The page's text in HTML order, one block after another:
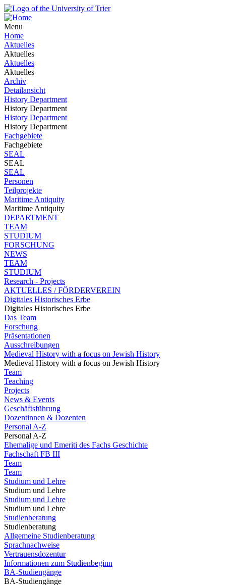
Menu
Home
Aktuelles
Aktuelles
Aktuelles
Aktuelles
Archiv
Detailansicht
History Department
History Department
History Department
History Department
Fachgebiete
Fachgebiete
SEAL
SEAL
SEAL
Personen
Teilprojekte
Maritime Antiquity
Maritime Antiquity
DEPARTMENT
TEAM
STUDIUM
FORSCHUNG
NEWS
TEAM
STUDIUM
Research - Projects
AKTUELLES / FÖRDERVEREIN
Digitales Historisches Erbe
Digitales Historisches Erbe
Das Team
Forschung
Präsentationen
Ausschreibungen
Medieval History with a focus on Jewish History
Medieval History with a focus on Jewish History
Team
Teaching
Projects
News & Events
Geschäftsführung
Dozentinnen & Dozenten
Personal A-Z
Personal A-Z
Ehemalige und Emeriti des Fachs Geschichte
Fachschaft FB III
Team
Team
Studium und Lehre
Studium und Lehre
Studium und Lehre
Studium und Lehre
Studienberatung
Studienberatung
Allgemeine Studienberatung
Sprachnachweise
Vertrauensdozentur
Informationen zum Studienbeginn
BA-Studiengänge
BA-Studiengänge